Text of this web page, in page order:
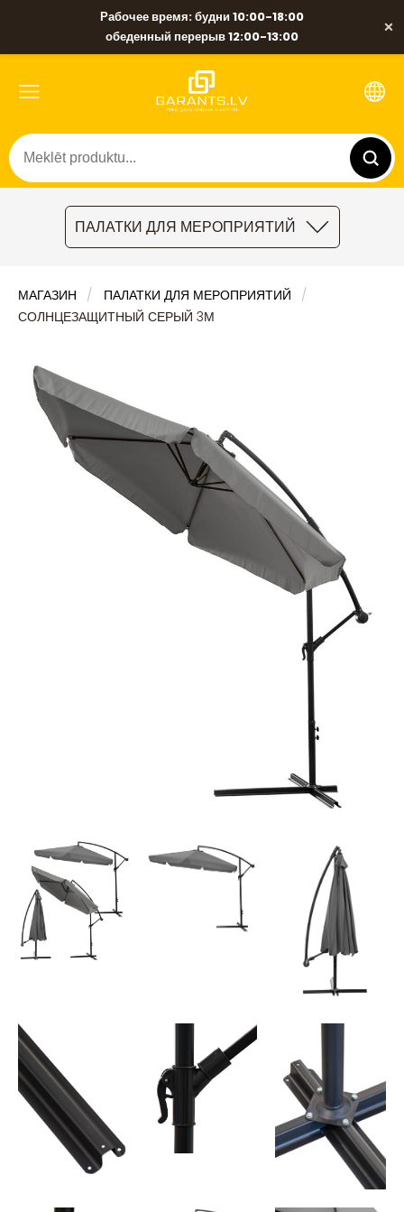
Рабочее время: будни 10:00-18:00
обеденный перерыв 12:00-13:00
×
ПАЛАТКИ ДЛЯ МЕРОПРИЯТИЙ
МАГАЗИН
ПАЛАТКИ ДЛЯ МЕРОПРИЯТИЙ
СОЛНЦЕЗАЩИТНЫЙ СЕРЫЙ 3М